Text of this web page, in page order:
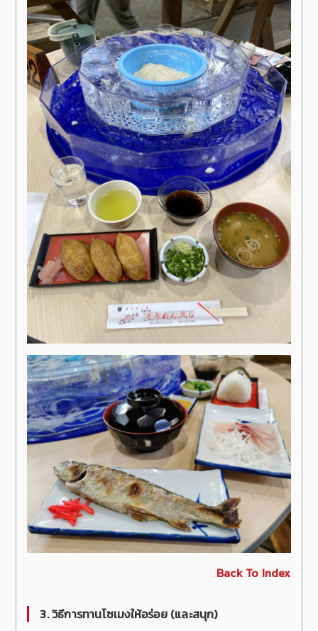
Back To Index
3. วิธีการทานโซเมงให้อร่อย (และสนุก)